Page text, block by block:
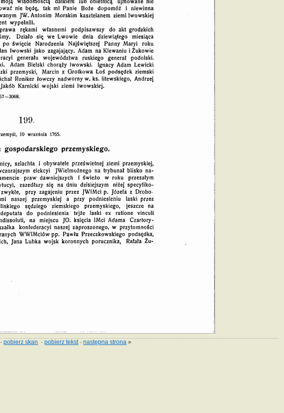
·pobierz skan ·pobierz tekst·następna strona »